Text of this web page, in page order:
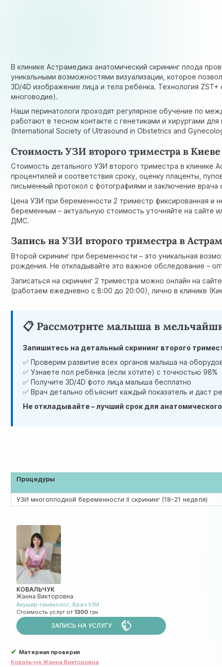
В клинике Астрамедика анатомический скрининг плода
уникальными возможностями визуализации, которое
3D/4D изображение лица и тела ребёнка. Технология
многоводие).
Наши перинатологи проходят регулярное обучение по
работают в тесном контакте с генетиками и хирургами
(International Society of Ultrasound in Obstetrics and
Стоимость УЗИ второго триместра в Киеве
Стоимость детального УЗИ второго триместра в
процентилей и соответствия сроку, оценку плаценты,
письменный протокол с фотографиями и заключение
Цена УЗИ при беременности 2 триместр фиксированная и
беременным – актуальную стоимость уточняйте на сайте
ДМС.
Запись на УЗИ второго триместра в
Второй скрининг при беременности – это уникальная
рождения. Не откладывайте это важное обследование –
Записаться на скрининг 2 триместра можно онлайн на
(работаем ежедневно с 8:00 до 20:00), лично в клинике
📋 Рассмотрите малыша в
Запишитесь на детальный скрининг второго
✅ Проверим развитие всех органов малыша на
✅ Узнаете пол ребёнка (если хотите) с точностью 98%
✅ Получите 3D/4D фото лица малыша бесплатно
✅ Врач детально объяснит каждый показатель и даст
Не откладывайте – лучший срок для
Процедуры
УЗИ многоплодной беременности II скрининг (18-21 неделя)
КОВАЛЬЧУК
Жанна Викторовна
Акушер-гинеколог, Врач УЗИ
Стоимость услуг от1300
ЗАПИСЬ НА УСЛУГУ
✔ Материал проверил
Ковальчук Жанна Викторовна